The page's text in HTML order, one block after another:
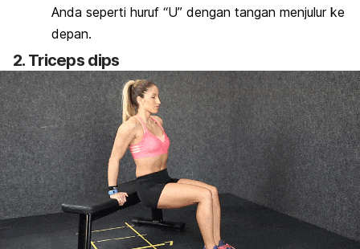
Anda seperti huruf “U” dengan tangan menjulur ke
depan.
2. Triceps dips